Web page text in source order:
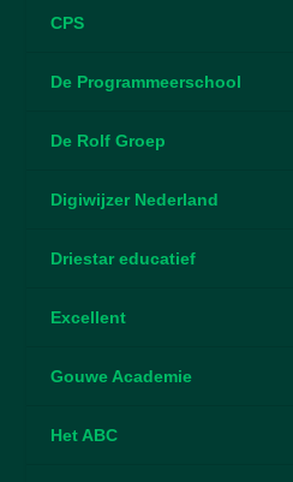
CPS
De Programmeerschool
De Rolf Groep
Digiwijzer Nederland
Driestar educatief
Excellent
Gouwe Academie
Het ABC